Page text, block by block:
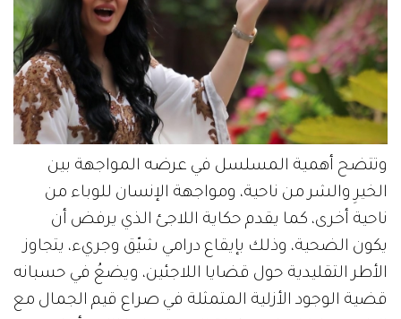
وتتضح أهمية المسلسل في عرضه المواجهة بين
الخيرِ والشر من ناحية، ومواجهة الإنسان للوباء من
ناحية أخرى، كما يقدم حكاية اللاجئ الذي يرفض أن
يكون الضحية، وذلك بإيقاع درامي شيّق وجريء، يتجاوز
الأطر التقليدية حول قضايا اللاجئين، ويضعُ في حسبانه
قضية الوجود الأزلية المتمثلة في صراع قيم الجمال مع